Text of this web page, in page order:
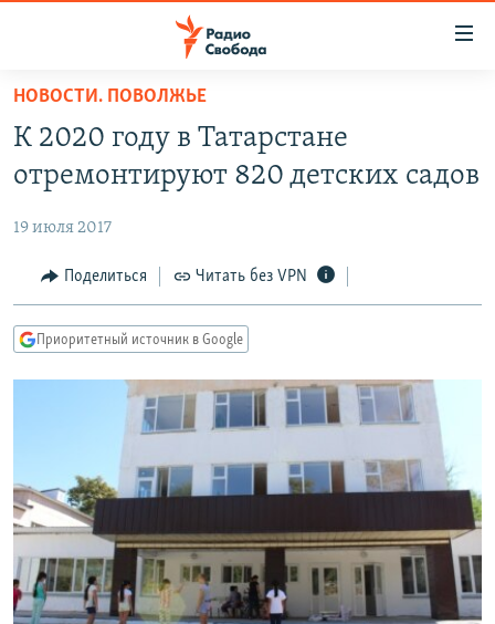
упрощенного
доступа
основному
Вернутся
главной
навигации
Вернутся
АВТОРСКИЕ ПРОЕКТЫ
ЦИТАТЫ СВОБОДЫ
МНЕНИЯ
IDEL.РЕАЛИИ
КАВКАЗ.РЕАЛИИ
СЕВЕР.РЕАЛИИ
СИБИРЬ.РЕАЛИИ
РАСПИСАНИЕ ВЕЩАНИЯ
ПОДПИШИТЕСЬ НА РАССЫЛКУ
СОЦИАЛЬНЫЕ СЕТИ
НОВОСТИ. ПОВОЛЖЬЕ
К 2020 году в Татарстане
отремонтируют 820 детских садов
19 июля 2017
Поделиться Читать без VPN
Приоритетный источник в Google